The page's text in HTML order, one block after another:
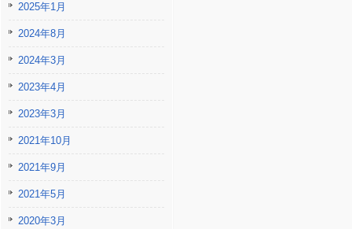
2025年1月
2024年8月
2024年3月
2023年4月
2023年3月
2021年10月
2021年9月
2021年5月
2020年3月